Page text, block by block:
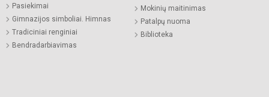
Pasiekimai
Gimnazijos simboliai. Himnas
Tradiciniai renginiai
Bendradarbiavimas
Mokinių maitinimas
Patalpų nuoma
Biblioteka